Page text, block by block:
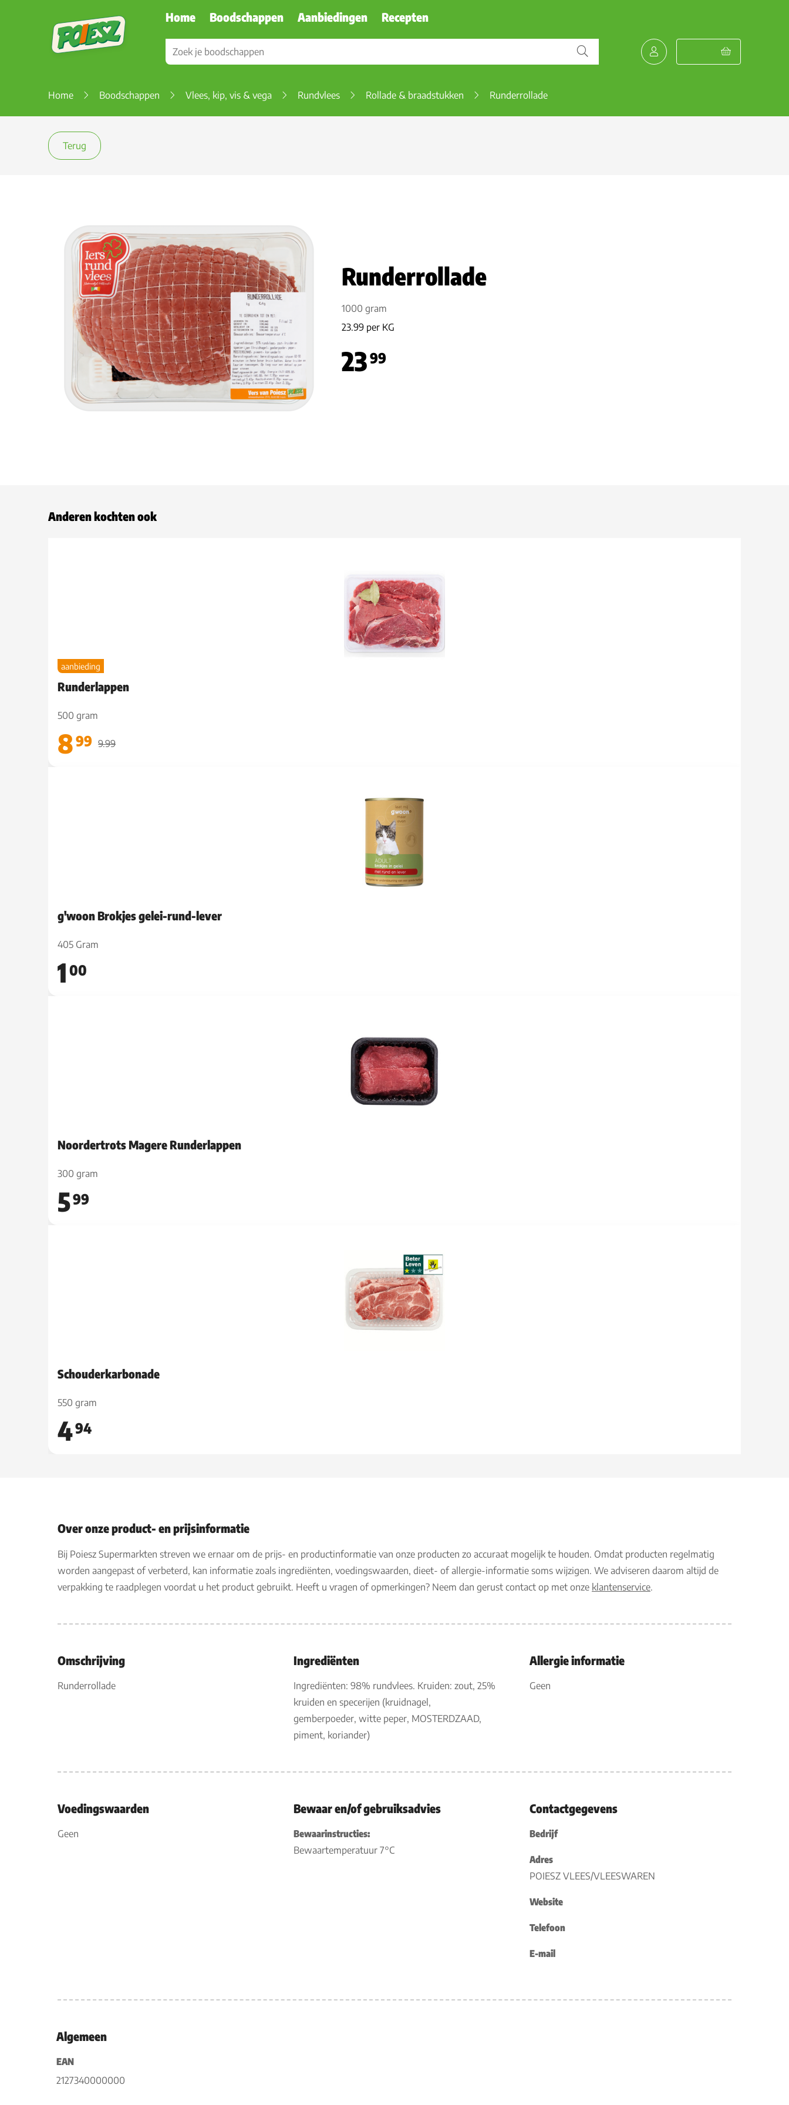
Home Boodschappen Aanbiedingen Recepten
Home Boodschappen Vlees, kip, vis & vega Rundvlees Rollade & braadstukken Runderrollade
Terug
Runderrollade
1000 gram
23.99 per KG
2399
Anderen kochten ook
aanbieding
Runderlappen
500 gram
899 9.99
g'woon Brokjes gelei-rund-lever
405 Gram
1 00
Noordertrots Magere Runderlappen
300 gram
599
Schouderkarbonade
550 gram
494
Over onze product- en prijsinformatie
Bij Poiesz Supermarkten streven we ernaar om de prijs- en productinformatie van onze producten zo accuraat mogelijk te houden. Omdat producten regelmatig
worden aangepast of verbeterd, kan informatie zoals ingrediënten, voedingswaarden, dieet- of allergie-informatie soms wijzigen. We adviseren daarom altijd de
verpakking te raadplegen voordat u het product gebruikt. Heeft u vragen of opmerkingen? Neem dan gerust contact op met onze klantenservice.
Omschrijving
Runderrollade
Ingrediënten
Ingrediënten: 98% rundvlees. Kruiden: zout, 25%
kruiden en specerijen (kruidnagel,
gemberpoeder, witte peper, MOSTERDZAAD,
piment, koriander)
Allergie informatie
Geen
Voedingswaarden
Geen
Bewaar en/of gebruiksadvies
Bewaarinstructies:
Bewaartemperatuur 7°C
Contactgegevens
Bedrijf
Adres
POIESZ VLEES/VLEESWAREN
Website
Telefoon
E-mail
Algemeen
EAN
2127340000000